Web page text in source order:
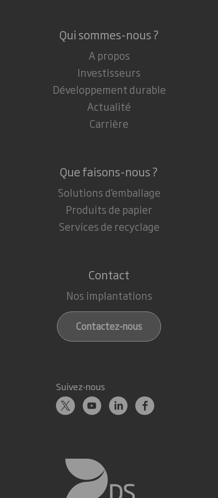
Qui sommes-nous ?
A propos
Investisseurs
Développement durable
Actualité
Carrière
Que faisons-nous ?
Solutions d'emballage
Produits de papier
Services de recyclage
Contact
Nos implantations
Contactez-nous
Suivez-nous